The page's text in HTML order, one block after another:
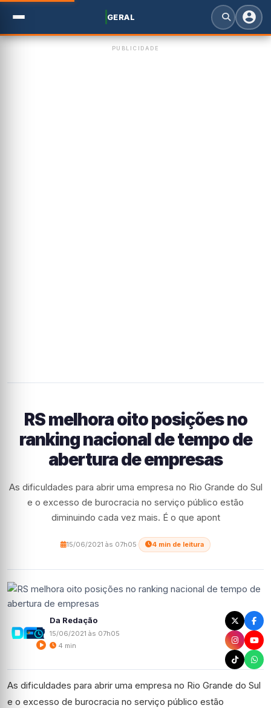
GERAL
PUBLICIDADE
RS melhora oito posições no
ranking nacional de tempo de
abertura de empresas
As dificuldades para abrir uma empresa no Rio Grande do Sul
e o excesso de burocracia no serviço público estão
diminuindo cada vez mais. É o que apont
15/06/2021 às 07h05 4 min de leitura
Da Redação
15/06/2021 às 07h05
4 min
As dificuldades para abrir uma empresa no Rio Grande do Sul
e o excesso de burocracia no serviço público estão